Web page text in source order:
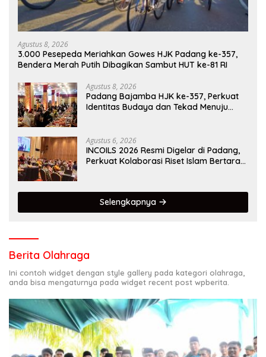
Agustus 8, 2026
3.000 Pesepeda Meriahkan Gowes HJK Padang ke-357,
Bendera Merah Putih Dibagikan Sambut HUT ke-81 RI
Agustus 8, 2026
Padang Bajamba HJK ke-357, Perkuat
Identitas Budaya dan Tekad Menuju
Agustus 6, 2026
INCOILS 2026 Resmi Digelar di Padang,
Perkuat Kolaborasi Riset Islam Bertaraf
Selengkapnya
Berita Olahraga
Ini contoh widget dengan style gallery pada kategori olahraga,
anda bisa mengaturnya pada widget recent post wpberita.